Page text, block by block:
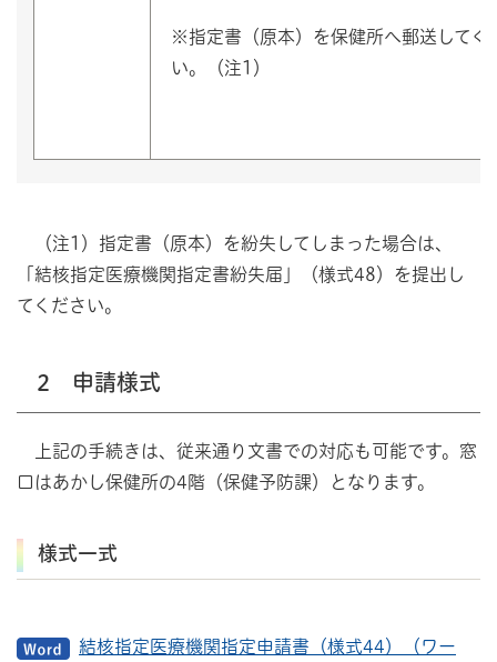
※指定書（原本）を保健所へ郵送してく
い。（注1）
（注1）指定書（原本）を紛失してしまった場合は、
「結核指定医療機関指定書紛失届」（様式48）を提出し
てください。
2 申請様式
上記の手続きは、従来通り文書での対応も可能です。窓
口はあかし保健所の4階（保健予防課）となります。
様式一式
結核指定医療機関指定申請書（様式44）（ワー